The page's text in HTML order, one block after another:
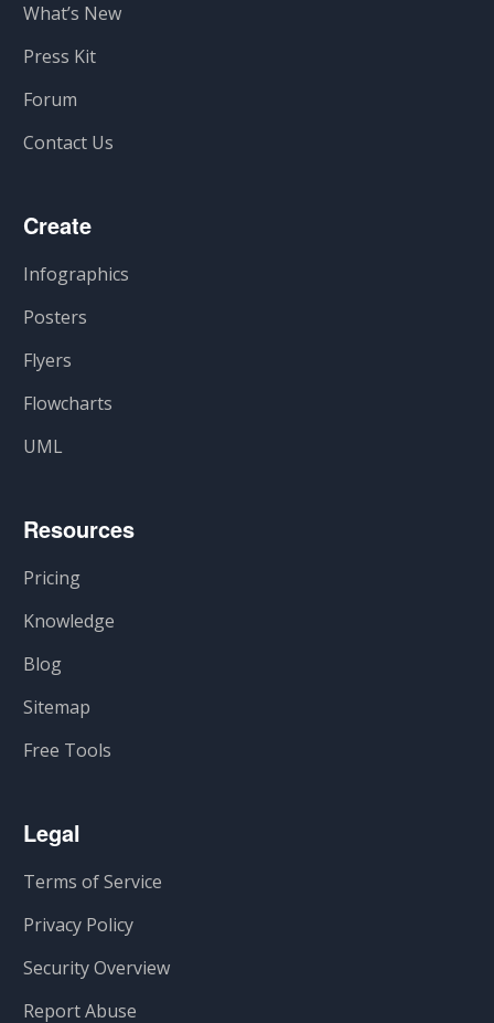
What’s New
Press Kit
Forum
Contact Us
Create
Infographics
Posters
Flyers
Flowcharts
UML
Resources
Pricing
Knowledge
Blog
Sitemap
Free Tools
Legal
Terms of Service
Privacy Policy
Security Overview
Report Abuse